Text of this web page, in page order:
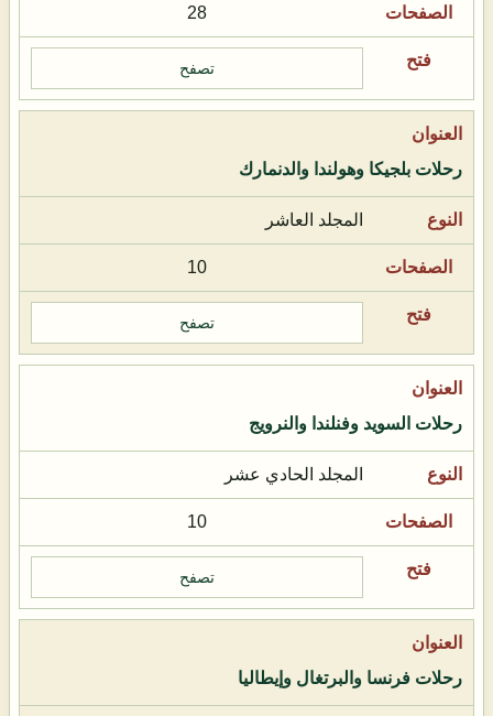
28
تصفح
رحلات بلجيكا وهولندا والدنمارك
المجلد العاشر
10
تصفح
رحلات السويد وفنلندا والنرويج
المجلد الحادي عشر
10
تصفح
رحلات فرنسا والبرتغال وإيطاليا